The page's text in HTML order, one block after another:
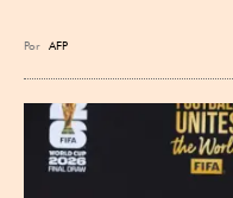
Por AFP